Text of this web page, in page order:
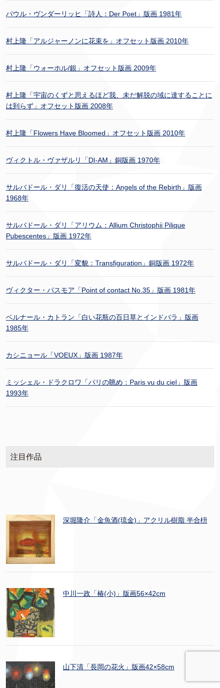
パウル・ヴンダーリッヒ「詩人：Der Poet」版画 1981年
村上隆「アルジャーノンに花束を」オフセット版画 2010年
村上隆「ウォーホル/銀」オフセット版画 2009年
村上隆「宇宙のくずと思えるほど我、未だ解脱の域に達することに
は到らず」オフセット版画 2008年
村上隆「Flowers Have Bloomed」オフセット版画 2010年
ヴィクトル・ヴァザルリ「DI-AM」銅版画 1970年
サルバドール・ダリ「復活の天使：Angels of the Rebirth」版画
1968年
サルバドール・ダリ「アリウム：Allium Christophii Pilique
Pubescentes」版画 1972年
サルバドール・ダリ「変貌：Transfiguration」銅版画 1972年
ヴィクター・パスモア「Point of contact No.35」版画 1981年
ベルナール・カトラン「白い花瓶の百日草とインドバラ」版画
1985年
カシニョール「VOEUX」版画 1987年
ミッシェル・ドラクロワ「パリの眺め：Paris vu du ciel」版画
1993年
注目作品
深堀隆介「金魚酒(琉金)」アクリル樹脂 半合枡
中川一政「椿(小)」版画56×42cm
山下清「長岡の花火」版画42×58cm